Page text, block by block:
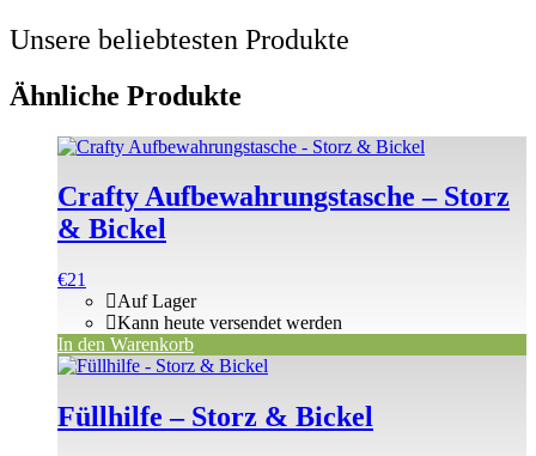
Unsere beliebtesten Produkte
Ähnliche Produkte
Crafty Aufbewahrungstasche – Storz
& Bickel
€21
Auf Lager
Kann heute versendet werden
In den Warenkorb
Füllhilfe – Storz & Bickel